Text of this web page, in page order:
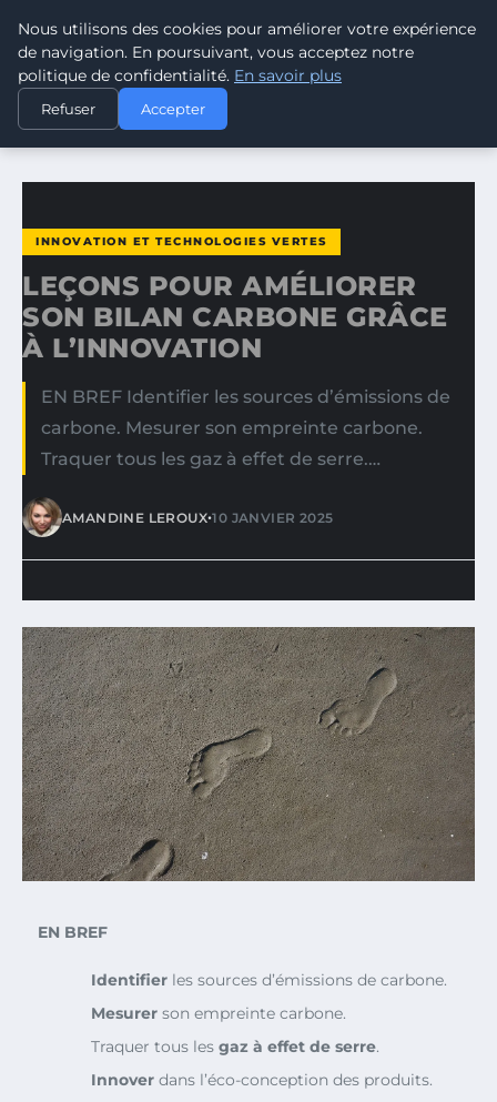
CLIMATE GUARDIAN
ACCUEIL
INNOVATION ET TECHNOLOGIES VERTES
LEÇONS POUR AMÉLIORER SON BILAN CARBONE GRÂCE À…
INNOVATION ET TECHNOLOGIES VERTES
LEÇONS POUR AMÉLIORER
SON BILAN CARBONE GRÂCE
À L’INNOVATION
EN BREF Identifier les sources d’émissions de
carbone. Mesurer son empreinte carbone.
Traquer tous les gaz à effet de serre.…
AMANDINE LEROUX•10 JANVIER 2025
EN BREF
Identifier les sources d’émissions de carbone.
Mesurer son empreinte carbone.
Traquer tous les gaz à effet de serre.
Innover dans l’éco-conception des produits.
Nous utilisons des cookies pour améliorer votre expérience
de navigation. En poursuivant, vous acceptez notre
politique de confidentialité. En savoir plus
Refuser Accepter